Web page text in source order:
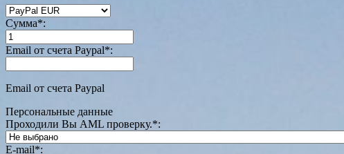
Сумма*:
Email от счета Paypal*:
Email от счета Paypal
Персональные данные
Проходили Вы AML проверку.*:
E-mail*: